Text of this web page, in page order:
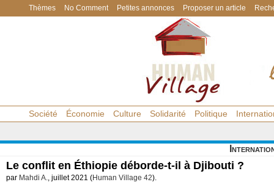
Thèmes No Comment Petites annonces Proposer un article
Société Économie Culture Solidarité Politique
Le conflit en Éthiopie déborde-t-il à Djibouti ?
par Mahdi A., juillet 2021 (Human Village 42).